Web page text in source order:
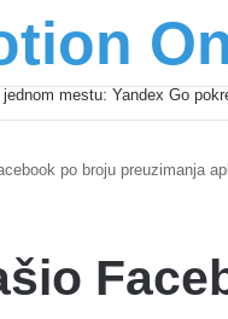
i Excel Grašić osnažuju
po broju preuzimanja